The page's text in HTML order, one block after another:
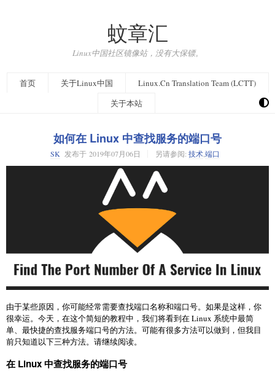
蚊章汇
Linux中国社区镜像站，没有大保镖。
首页 关于Linux中国
Linux.Cn Translation Team (LCTT)
关于本站
如何在 Linux 中查找服务的端口号
SK 发布于 2019年07月06日 另请参阅: 技术端口
由于某些原因，你可能经常需要查找端口名称和端口号。如果是这样，你
很幸运。今天，在这个简短的教程中，我们将看到在 Linux 系统中最简
单、最快捷的查找服务端口号的方法。可能有很多方法可以做到，但我目
前只知道以下三种方法。请继续阅读。
在 Linux 中查找服务的端口号